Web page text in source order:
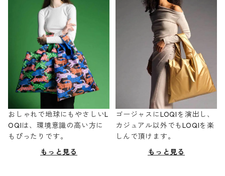
おしゃれで地球にもやさしいL
OQIは、環境意識の高い方に
もぴったりです。
もっと見る
ゴージャスにLOQIを演出し、
カジュアル以外でもLOQIを楽
しんで頂けます。
もっと見る